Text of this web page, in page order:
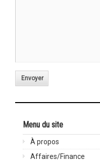
Envoyer
Menu du site
À propos
Affaires/Finance